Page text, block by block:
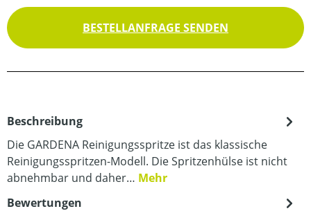
BESTELLANFRAGE SENDEN
Beschreibung
Die GARDENA Reinigungsspritze ist das klassische
Reinigungsspritzen-Modell. Die Spritzenhülse ist nicht
abnehmbar und daher… Mehr
Bewertungen